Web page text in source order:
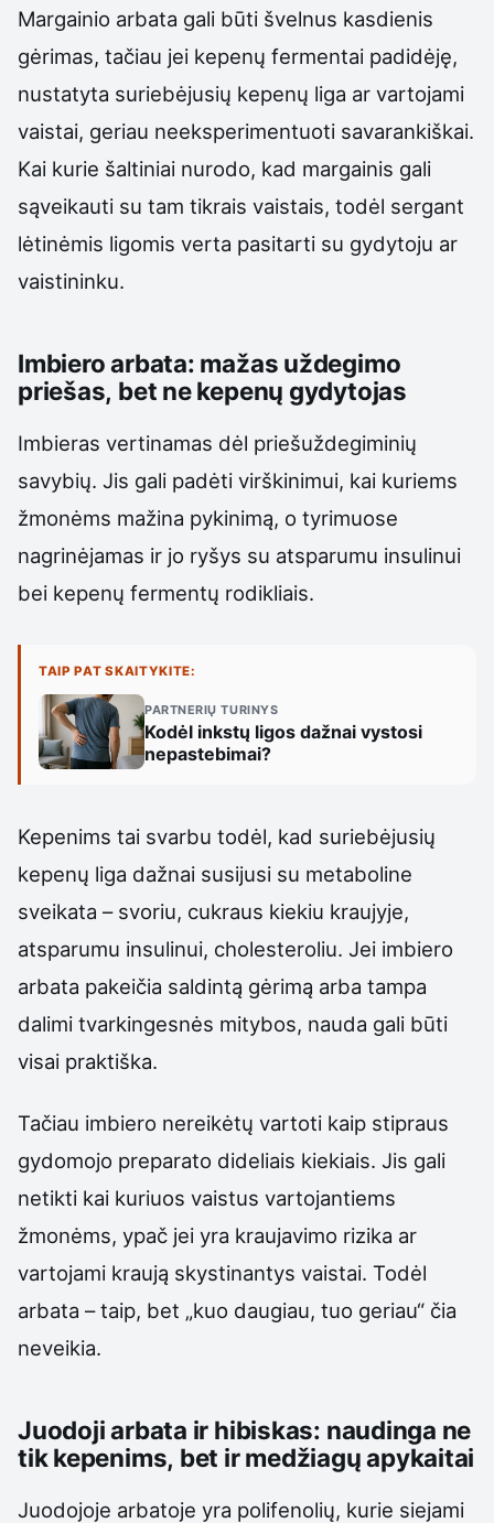
Margainio arbata gali būti švelnus kasdienis
gėrimas, tačiau jei kepenų fermentai padidėję,
nustatyta suriebėjusių kepenų liga ar vartojami
vaistai, geriau neeksperimentuoti savarankiškai.
Kai kurie šaltiniai nurodo, kad margainis gali
sąveikauti su tam tikrais vaistais, todėl sergant
lėtinėmis ligomis verta pasitarti su gydytoju ar
vaistininku.
Imbiero arbata: mažas uždegimo
priešas, bet ne kepenų gydytojas
Imbieras vertinamas dėl priešuždegiminių
savybių. Jis gali padėti virškinimui, kai kuriems
žmonėms mažina pykinimą, o tyrimuose
nagrinėjamas ir jo ryšys su atsparumu insulinui
bei kepenų fermentų rodikliais.
TAIP PAT SKAITYKITE:
PARTNERIŲ TURINYS
Kodėl inkstų ligos dažnai vystosi
nepastebimai?
Kepenims tai svarbu todėl, kad suriebėjusių
kepenų liga dažnai susijusi su metaboline
sveikata – svoriu, cukraus kiekiu kraujyje,
atsparumu insulinui, cholesteroliu. Jei imbiero
arbata pakeičia saldintą gėrimą arba tampa
dalimi tvarkingesnės mitybos, nauda gali būti
visai praktiška.
Tačiau imbiero nereikėtų vartoti kaip stipraus
gydomojo preparato dideliais kiekiais. Jis gali
netikti kai kuriuos vaistus vartojantiems
žmonėms, ypač jei yra kraujavimo rizika ar
vartojami kraują skystinantys vaistai. Todėl
arbata – taip, bet „kuo daugiau, tuo geriau“ čia
neveikia.
Juodoji arbata ir hibiskas: naudinga ne
tik kepenims, bet ir medžiagų apykaitai
Juodojoje arbatoje yra polifenolių, kurie siejami